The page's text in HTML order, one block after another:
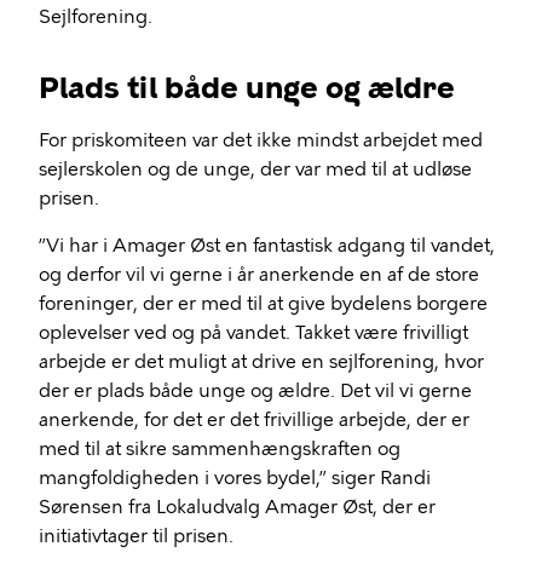
Sejlforening.
Plads til både unge og ældre
For priskomiteen var det ikke mindst arbejdet med
sejlerskolen og de unge, der var med til at udløse
prisen.
”Vi har i Amager Øst en fantastisk adgang til vandet,
og derfor vil vi gerne i år anerkende en af de store
foreninger, der er med til at give bydelens borgere
oplevelser ved og på vandet. Takket være frivilligt
arbejde er det muligt at drive en sejlforening, hvor
der er plads både unge og ældre. Det vil vi gerne
anerkende, for det er det frivillige arbejde, der er
med til at sikre sammenhængskraften og
mangfoldigheden i vores bydel,” siger Randi
Sørensen fra Lokaludvalg Amager Øst, der er
initiativtager til prisen.